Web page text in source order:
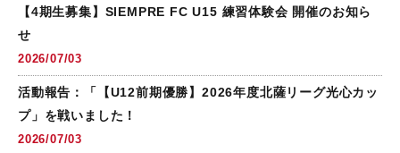
【4期生募集】SIEMPRE FC U15 練習体験会 開催のお知ら
せ
2026/07/03
活動報告：「【U12前期優勝】2026年度北薩リーグ光心カッ
プ」を戦いました！
2026/07/03